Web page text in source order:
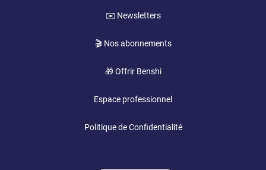
✉️ Newsletters
🎬 Nos abonnements
🎁 Offrir Benshi
Espace professionnel
Politique de Confidentialité